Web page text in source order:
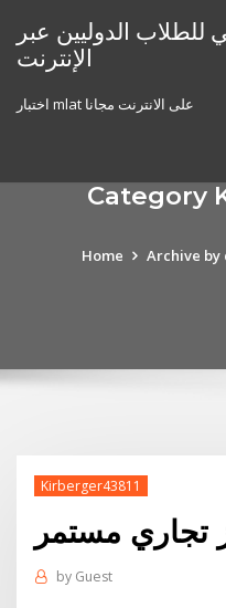
content
الدوليين عبر
الإنترنت
اختبار mlat على الانترنت مجانا
Category
Home Archive by
Kirberger43811
مستمر
by Guest